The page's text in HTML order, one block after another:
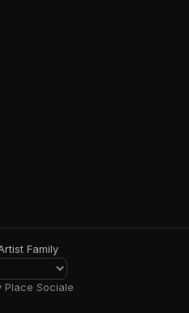
Family
Place Sociale